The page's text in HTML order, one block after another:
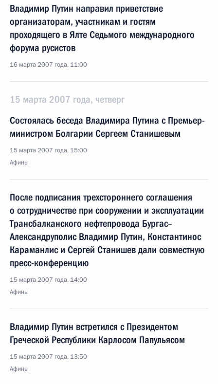
Владимир Путин направил приветствие
организаторам, участникам и гостям
проходящего в Ялте Седьмого международного
форума русистов
16 марта 2007 года, 11:00
15 марта 2007 года, четверг
Состоялась беседа Владимира Путина с Премьер-
министром Болгарии Сергеем Станишевым
15 марта 2007 года, 15:00
Афины
После подписания трехстороннего соглашения
о сотрудничестве при сооружении и эксплуатации
Трансбалканского нефтепровода Бургас–
Александруполис Владимир Путин, Константинос
Караманлис и Сергей Станишев дали совместную
пресс-конференцию
15 марта 2007 года, 14:00
Афины
Владимир Путин встретился с Президентом
Греческой Республики Карлосом Папульясом
15 марта 2007 года, 13:50
Афины